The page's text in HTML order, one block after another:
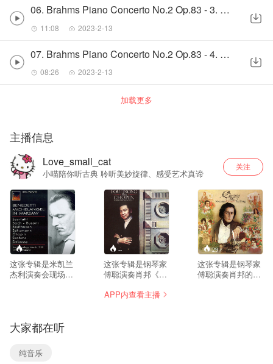
06. Brahms Piano Concerto No.2 Op.83 - 3. Andante
11:08 2023-2-13
07. Brahms Piano Concerto No.2 Op.83 - 4. Allegretto grazioso
08:26 2023-2-13
加载更多
主播信息
Love_small_cat
小喵陪你听古典 聆听美妙旋律、感受艺术真谛
关注
--
这张专辑是米凯兰
杰利演奏会现场录
场，这段时间米凯
兰杰利正担任第五
届肖邦国际钢琴比
赛评委，发生了古
--
这张专辑是钢琴家
傅聪演奏肖邦《第
曲》。这是傅聪艺
29
这张专辑是钢琴家
傅聪演奏肖邦的10
APP内查看主播
大家都在听
纯音乐